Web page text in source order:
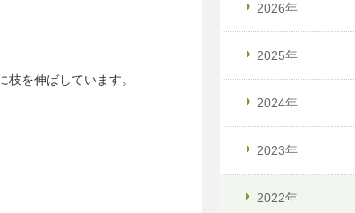
を伸ばしています。
2026年
2025年
2024年
2023年
2022年